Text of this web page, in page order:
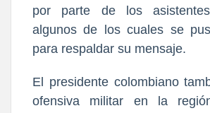
por parte de los
algunos de los cuales se
para respaldar su mensaje.
El presidente colombiano
ofensiva militar en la